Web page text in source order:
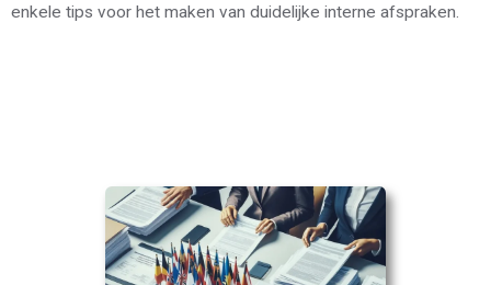
enkele tips voor het maken van duidelijke interne afspraken.